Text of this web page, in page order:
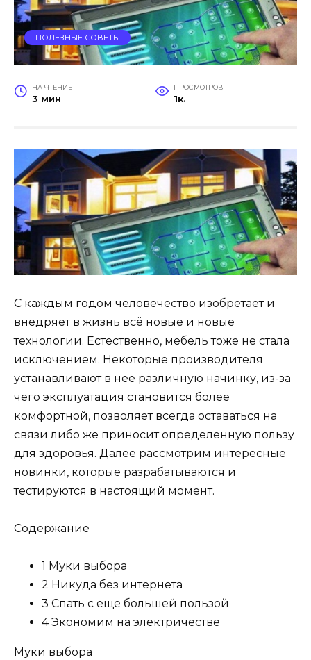
ПОЛЕЗНЫЕ СОВЕТЫ
НА ЧТЕНИЕ
3 мин
ПРОСМОТРОВ
1к.
С каждым годом человечество изобретает и
внедряет в жизнь всё новые и новые
технологии. Естественно, мебель тоже не стала
исключением. Некоторые производителя
устанавливают в неё различную начинку, из-за
чего эксплуатация становится более
комфортной, позволяет всегда оставаться на
связи либо же приносит определенную пользу
для здоровья. Далее рассмотрим интересные
новинки, которые разрабатываются и
тестируются в настоящий момент.
Содержание
1 Муки выбора
2 Никуда без интернета
3 Спать с еще большей пользой
4 Экономим на электричестве
Муки выбора